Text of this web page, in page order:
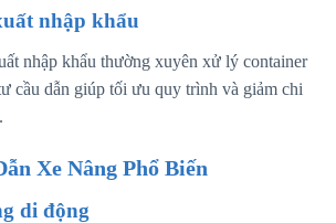
nhập khẩu
nhập khẩu thường xuyên xử lý container
cầu dẫn giúp tối ưu quy trình và giảm chi
Xe Nâng Phổ Biến
di động